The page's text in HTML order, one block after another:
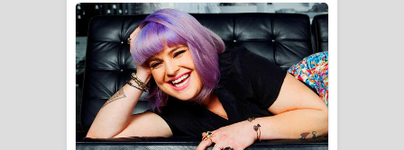
බෙන්තර පාලමේ ගීතයේ පද පෙළ
Sanda Babalena Song Lyrics - සඳ
බැබලෙන ගීතයේ පද පෙළ
Adare Wadi Nisa Song Lyrics - ආදරේ